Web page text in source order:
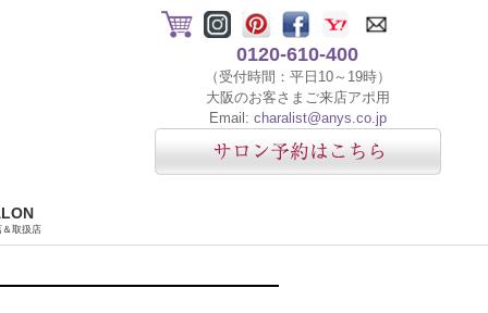
0120-610-400
（受付時間：平日10～19時）
大阪のお客さまご来店アポ用
Email: charalist@anys.co.jp
＆取扱店